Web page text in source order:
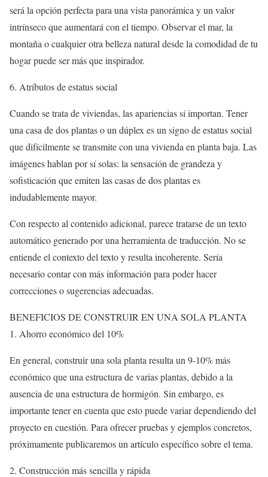
será la opción perfecta para una vista panorámica y un valor
intrínseco que aumentará con el tiempo. Observar el mar, la
montaña o cualquier otra belleza natural desde la comodidad de tu
hogar puede ser más que inspirador.
6. Atributos de estatus social
Cuando se trata de viviendas, las apariencias sí importan. Tener
una casa de dos plantas o un dúplex es un signo de estatus social
que difícilmente se transmite con una vivienda en planta baja. Las
imágenes hablan por sí solas: la sensación de grandeza y
sofisticación que emiten las casas de dos plantas es
indudablemente mayor.
Con respecto al contenido adicional, parece tratarse de un texto
automático generado por una herramienta de traducción. No se
entiende el contexto del texto y resulta incoherente. Sería
necesario contar con más información para poder hacer
correcciones o sugerencias adecuadas.
BENEFICIOS DE CONSTRUIR EN UNA SOLA PLANTA
1. Ahorro económico del 10%
En general, construir una sola planta resulta un 9-10% más
económico que una estructura de varias plantas, debido a la
ausencia de una estructura de hormigón. Sin embargo, es
importante tener en cuenta que esto puede variar dependiendo del
proyecto en cuestión. Para ofrecer pruebas y ejemplos concretos,
próximamente publicaremos un artículo específico sobre el tema.
2. Construcción más sencilla y rápida